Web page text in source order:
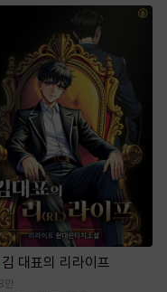
김 대표의 리라이프
만